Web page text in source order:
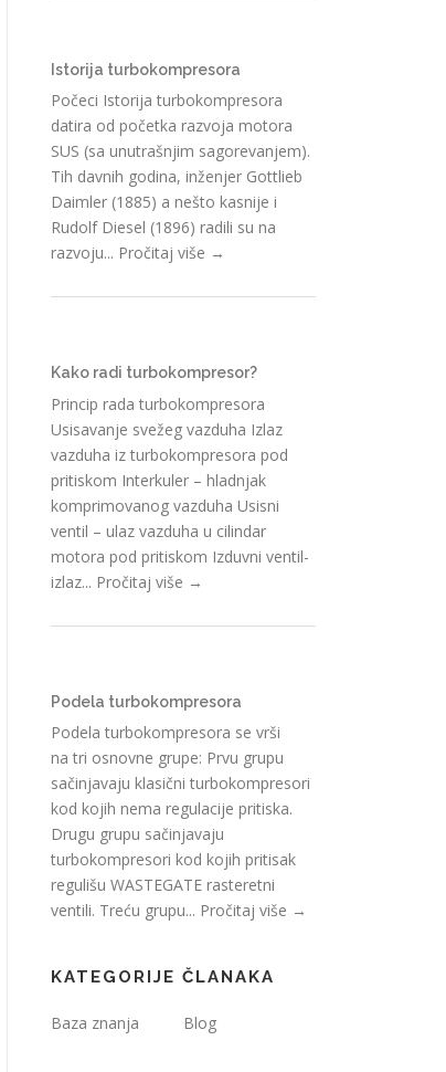
Istorija turbokompresora
Počeci Istorija turbokompresora
datira od početka razvoja motora
SUS (sa unutrašnjim sagorevanjem).
Tih davnih godina, inženjer Gottlieb
Daimler (1885) a nešto kasnije i
Rudolf Diesel (1896) radili su na
razvoju... Pročitaj više →
Kako radi turbokompresor?
Princip rada turbokompresora
Usisavanje svežeg vazduha Izlaz
vazduha iz turbokompresora pod
pritiskom Interkuler – hladnjak
komprimovanog vazduha Usisni
ventil – ulaz vazduha u cilindar
motora pod pritiskom Izduvni ventil-
izlaz... Pročitaj više →
Podela turbokompresora
Podela turbokompresora se vrši
na tri osnovne grupe: Prvu grupu
sačinjavaju klasični turbokompresori
kod kojih nema regulacije pritiska.
Drugu grupu sačinjavaju
turbokompresori kod kojih pritisak
regulišu WASTEGATE rasteretni
ventili. Treću grupu... Pročitaj više →
KATEGORIJE ČLANAKA
Baza znanja Blog